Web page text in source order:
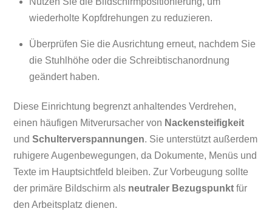
wiederholte Kopfdrehungen zu reduzieren.
Überprüfen Sie die Ausrichtung erneut, nachdem Sie
die Stuhlhöhe oder die Schreibtischanordnung
geändert haben.
Diese Einrichtung begrenzt anhaltendes Verdrehen,
einen häufigen Mitverursacher von Nackensteifigkeit
undSchulterverspannungen. Sie unterstützt außerdem
ruhigere Augenbewegungen, da Dokumente, Menüs und
Texte im Hauptsichtfeld bleiben. Zur Vorbeugung sollte
der primäre Bildschirm als neutraler Bezugspunkt für
den Arbeitsplatz dienen.